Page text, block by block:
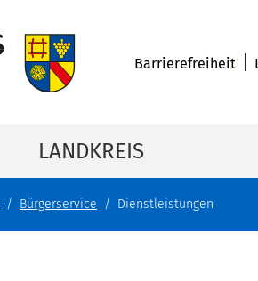
Barrierefreiheit
LANDKREIS
Bürgerservice Dienstleistungen